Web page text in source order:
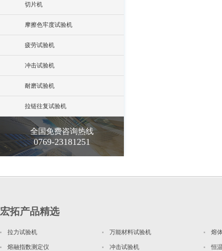
切片机
摩擦色牢度试验机
疲劳试验机
冲击试验机
耐磨试验机
拉链往复试验机
全国免费咨询热线
0769-23181251
宏拓产品精选
拉力试验机 万能材料试验机 熔
熔融指数测定仪 冲击试验机 恒